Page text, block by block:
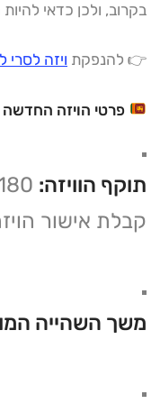
בקרוב, ולכן כדאי
👉 להנפקת ויזה לסרי
פרטי הויזה החדשה
תוקף הוויזה:
קבלת אישור
משך השהייה